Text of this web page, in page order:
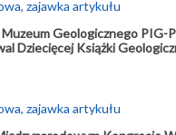
Muzeum Geologicznego PIG-
Dziecięcej Książki